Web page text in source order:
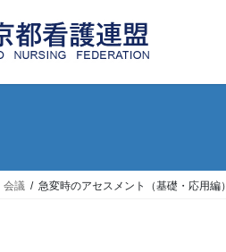
会議 急変時のアセスメント（基礎・応用編）